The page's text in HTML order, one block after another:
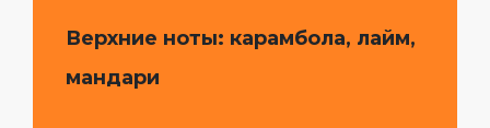
Верхние ноты: карамбола, лайм,
мандари